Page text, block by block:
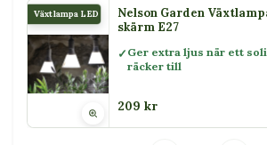
Växtlampa LED 15 WNelson Garden
skärm E27
Ger extra ljus när ett
räcker till
209 kr